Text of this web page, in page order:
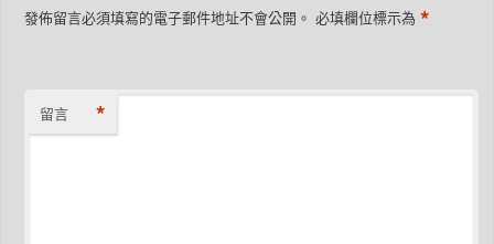
發佈留言必須填寫的電子郵件地址不會公開。 必填欄位標示為*
留言 *